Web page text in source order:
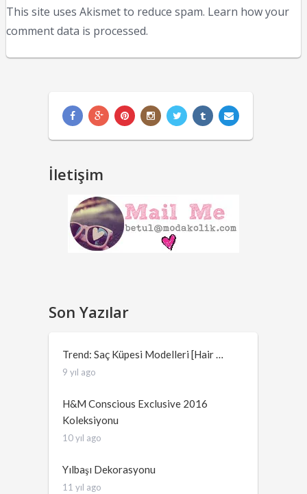
This site uses Akismet to reduce spam. Learn how your
comment data is processed.
İletişim
Son Yazılar
Trend: Saç Küpesi Modelleri [Hair …
9 yıl ago
H&M Conscious Exclusive 2016
Koleksiyonu
10 yıl ago
Yılbaşı Dekorasyonu
11 yıl ago